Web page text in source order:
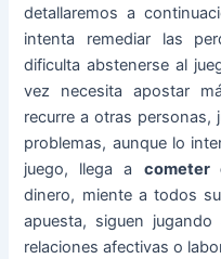
detallaremos a
intenta remediar las
dificulta abstenerse al
vez necesita apostar
recurre a otras personas,
problemas, aunque lo
juego, llega a cometer
dinero, miente a todos
apuesta, siguen
relaciones afectivas o